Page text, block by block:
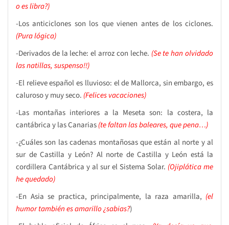
o es libra?)
-Los anticiclones son los que vienen antes de los ciclones.
(Pura lógica)
-Derivados de la leche: el arroz con leche. (Se te han olvidado
las natillas, suspenso!!)
-El relieve español es lluvioso: el de Mallorca, sin embargo, es
caluroso y muy seco. (Felices vacaciones)
-Las montañas interiores a la Meseta son: la costera, la
cantábrica y las Canarias(te faltan las baleares, que pena…)
-¿Cuáles son las cadenas montañosas que están al norte y al
sur de Castilla y León? Al norte de Castilla y León está la
cordillera Cantábrica y al sur el Sistema Solar. (Ojiplática me
he quedado)
-En Asia se practica, principalmente, la raza amarilla, (el
humor también es amarillo ¿sabias?)